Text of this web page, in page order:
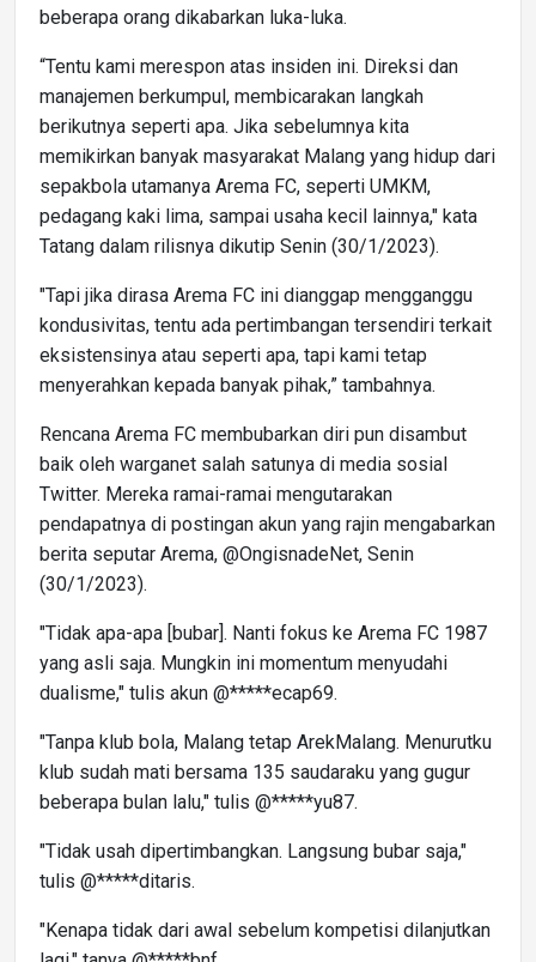
beberapa orang dikabarkan luka-luka.
“Tentu kami merespon atas insiden ini. Direksi dan
manajemen berkumpul, membicarakan langkah
berikutnya seperti apa. Jika sebelumnya kita
memikirkan banyak masyarakat Malang yang hidup dari
sepakbola utamanya Arema FC, seperti UMKM,
pedagang kaki lima, sampai usaha kecil lainnya," kata
Tatang dalam rilisnya dikutip Senin (30/1/2023).
"Tapi jika dirasa Arema FC ini dianggap mengganggu
kondusivitas, tentu ada pertimbangan tersendiri terkait
eksistensinya atau seperti apa, tapi kami tetap
menyerahkan kepada banyak pihak,” tambahnya.
Rencana Arema FC membubarkan diri pun disambut
baik oleh warganet salah satunya di media sosial
Twitter. Mereka ramai-ramai mengutarakan
pendapatnya di postingan akun yang rajin mengabarkan
berita seputar Arema, @OngisnadeNet, Senin
(30/1/2023).
"Tidak apa-apa [bubar]. Nanti fokus ke Arema FC 1987
yang asli saja. Mungkin ini momentum menyudahi
dualisme," tulis akun @*****ecap69.
"Tanpa klub bola, Malang tetap ArekMalang. Menurutku
klub sudah mati bersama 135 saudaraku yang gugur
beberapa bulan lalu," tulis @*****yu87.
"Tidak usah dipertimbangkan. Langsung bubar saja,"
tulis @*****ditaris.
"Kenapa tidak dari awal sebelum kompetisi dilanjutkan